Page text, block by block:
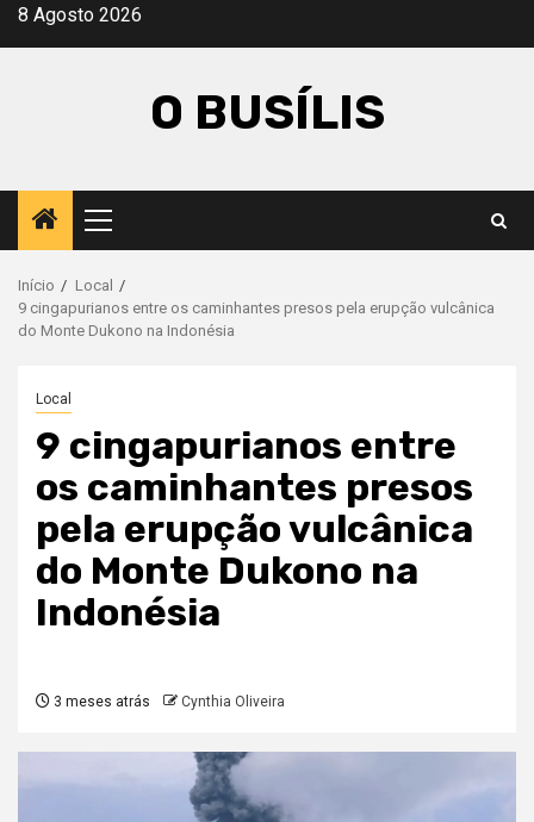
Avançar
8 Agosto 2026
O BUSÍLIS
Menu
principal
Início
Local
9 cingapurianos entre os caminhantes presos pela erupção vulcânica
do Monte Dukono na Indonésia
Local
9 cingapurianos entre
os caminhantes presos
pela erupção vulcânica
do Monte Dukono na
Indonésia
3 meses atrás Cynthia Oliveira